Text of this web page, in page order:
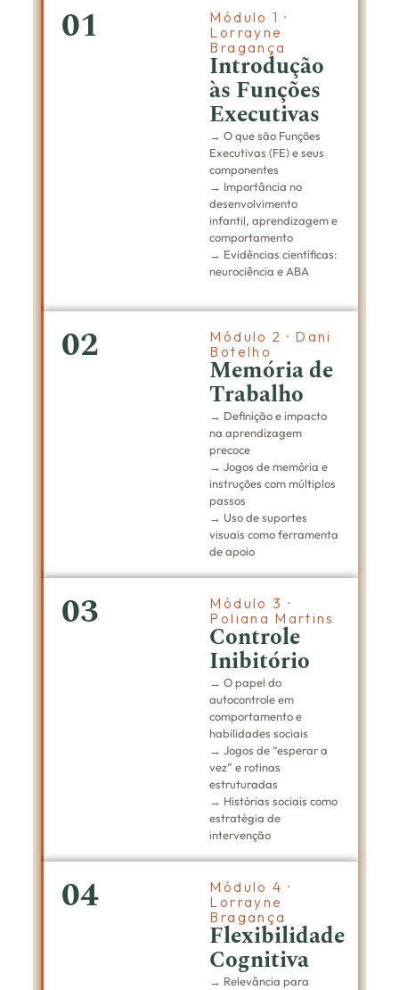
01
Módulo 1 ·
Lorrayne
Bragança
Introdução
às Funções
Executivas
→ O que são Funções
Executivas (FE) e seus
componentes
→ Importância no
desenvolvimento
infantil, aprendizagem e
comportamento
→ Evidências científicas:
neurociência e ABA
02
Módulo 2 · Dani
Botelho
Memória de
Trabalho
→ Definição e impacto
na aprendizagem
precoce
→ Jogos de memória e
instruções com múltiplos
passos
→ Uso de suportes
visuais como ferramenta
de apoio
03
Módulo 3 ·
Poliana Martins
Controle
Inibitório
→ O papel do
autocontrole em
comportamento e
habilidades sociais
→ Jogos de “esperar a
vez” e rotinas
estruturadas
→ Histórias sociais como
estratégia de
intervenção
04
Módulo 4 ·
Lorrayne
Bragança
Flexibilidade
Cognitiva
→ Relevância para